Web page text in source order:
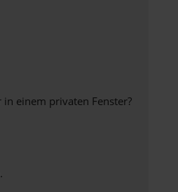
einem privaten Fenster?